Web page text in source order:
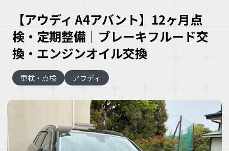
【アウディ A4アバント】12ヶ月点
検・定期整備｜ブレーキフルード交
換・エンジンオイル交換
車検・点検 アウディ